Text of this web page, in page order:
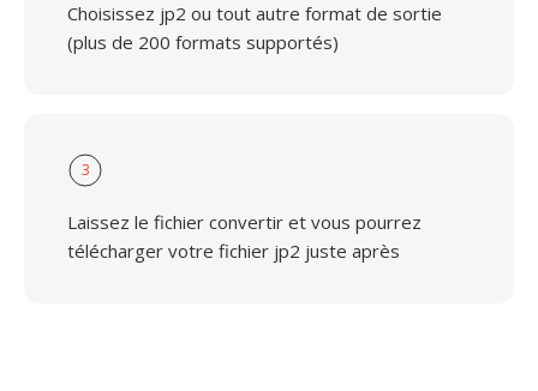
Choisissez jp2 ou tout autre format de sortie
(plus de 200 formats supportés)
3
Laissez le fichier convertir et vous pourrez
télécharger votre fichier jp2 juste après